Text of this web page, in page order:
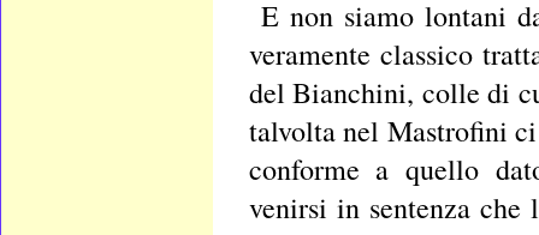
E non siamo lontani
veramente classico
del Bianchini, colle di
talvolta nel Mastrofini
conforme a quello
venirsi in sentenza